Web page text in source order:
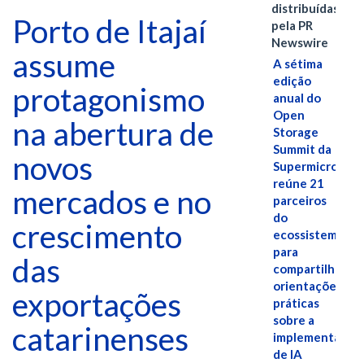
Porto de Itajaí
assume
protagonismo
na abertura de
novos
mercados e no
crescimento
das
exportações
catarinenses
distribuídas
pela PR
Newswire
A sétima
edição
anual do
Open
Storage
Summit da
Supermicro
reúne 21
parceiros
do
ecossistema
para
compartilhar
orientações
práticas
sobre a
implementação
de IA